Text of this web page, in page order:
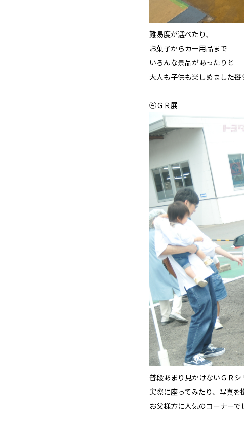
難易度が選べたり、
お菓子からカー用品まで
いろんな景品があったりと
大人も子供も楽しめました
④ＧＲ展
普段あまり見かけないＧＲ
実際に座ってみたり、写真を
お父様方に人気のコーナーで